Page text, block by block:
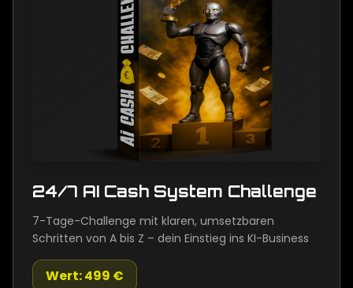
24/7 AI Cash System Challenge
7-Tage-Challenge mit klaren, umsetzbaren
Schritten von A bis Z – dein Einstieg ins KI-Business
Wert: 499 €